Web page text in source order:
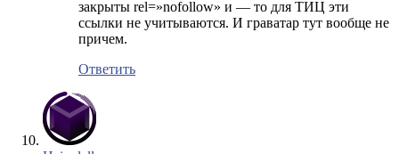
закрыты rel=»nofollow» и — то для ТИЦ эти
ссылки не учитываются. И граватар тут вообще не
причем.
Ответить